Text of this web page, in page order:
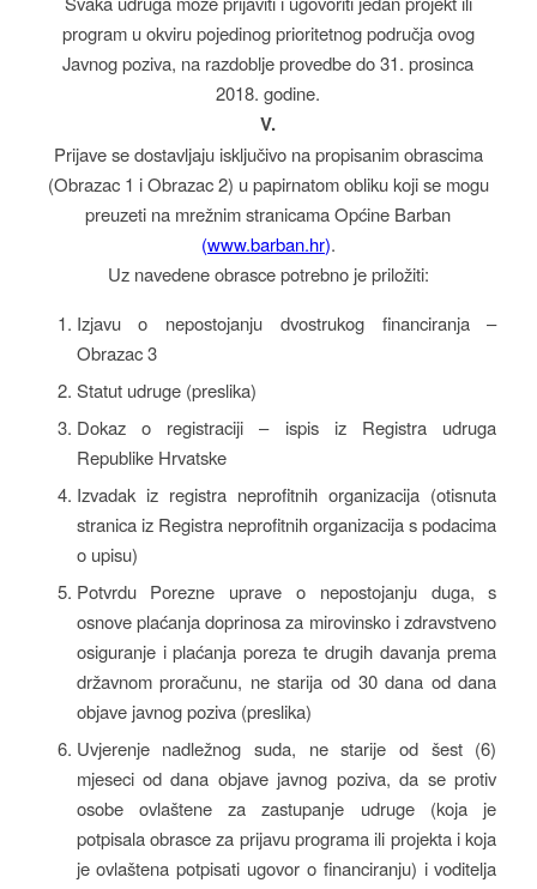
program u okviru pojedinog prioritetnog područja ovog
Javnog poziva, na razdoblje provedbe do 31. prosinca
2018. godine.
V.
Prijave se dostavljaju isključivo na propisanim obrascima
(Obrazac 1 i Obrazac 2) u papirnatom obliku koji se mogu
preuzeti na mrežnim stranicama Općine Barban
(www.barban.hr).
Uz navedene obrasce potrebno je priložiti:
Izjavu o nepostojanju dvostrukog financiranja –
Obrazac 3
Statut udruge (preslika)
Dokaz o registraciji – ispis iz Registra udruga
Republike Hrvatske
Izvadak iz registra neprofitnih organizacija (otisnuta
stranica iz Registra neprofitnih organizacija s podacima
o upisu)
Potvrdu Porezne uprave o nepostojanju duga, s
osnove plaćanja doprinosa za mirovinsko i zdravstveno
osiguranje i plaćanja poreza te drugih davanja prema
državnom proračunu, ne starija od 30 dana od dana
objave javnog poziva (preslika)
Uvjerenje nadležnog suda, ne starije od šest (6)
mjeseci od dana objave javnog poziva, da se protiv
osobe ovlaštene za zastupanje udruge (koja je
potpisala obrasce za prijavu programa ili projekta i koja
je ovlaštena potpisati ugovor o financiranju) i voditelja